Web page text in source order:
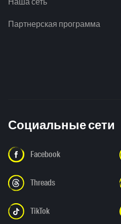
Партнерская программа
Социальные сети
Facebook
Threads
TikTok